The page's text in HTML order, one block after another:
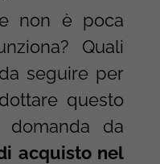
non è poca
Quali
seguire per
questo
da
acquisto nel